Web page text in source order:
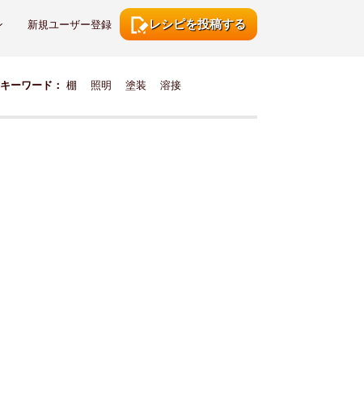
レシピを投稿する
新規ユーザー登録
ーワード： 棚 照明 塗装 溶接